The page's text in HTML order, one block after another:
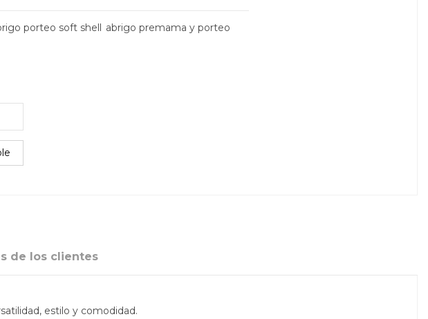
porteo soft shell abrigo premama y porteo
de los clientes
estilo y comodidad.